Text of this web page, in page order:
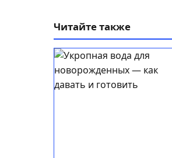
Читайте также